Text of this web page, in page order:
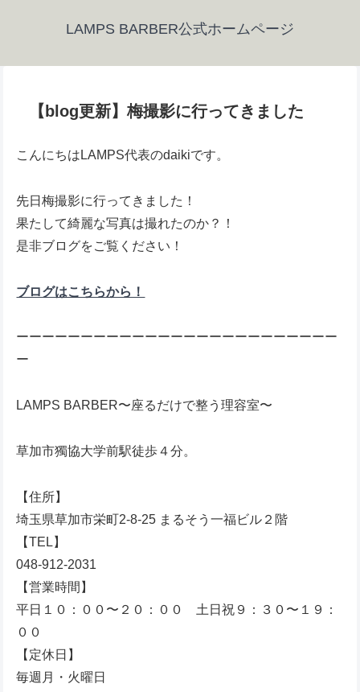
LAMPS BARBER公式ホームページ
【blog更新】梅撮影に行ってきました
こんにちはLAMPS代表のdaikiです。
先日梅撮影に行ってきました！
果たして綺麗な写真は撮れたのか？！
是非ブログをご覧ください！
ブログはこちらから！
ーーーーーーーーーーーーーーーーーーーーーーーーー
ー
LAMPS BARBER〜座るだけで整う理容室〜
草加市獨協大学前駅徒歩４分。
【住所】
埼玉県草加市栄町2-8-25 まるそう一福ビル２階
【TEL】
048-912-2031
【営業時間】
平日１０：００〜２０：００ 土日祝９：３０〜１９：
００
【定休日】
毎週月・火曜日